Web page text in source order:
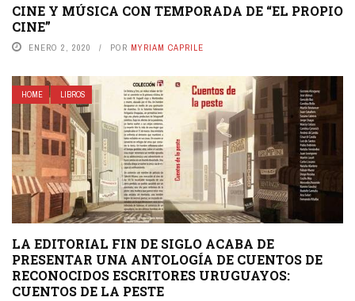
CINE Y MÚSICA CON TEMPORADA DE “EL PROPIO
CINE”
ENERO 2, 2020 POR MYRIAM CAPRILE
HOME LIBROS
LA EDITORIAL FIN DE SIGLO ACABA DE
PRESENTAR UNA ANTOLOGÍA DE CUENTOS DE
RECONOCIDOS ESCRITORES URUGUAYOS:
CUENTOS DE LA PESTE